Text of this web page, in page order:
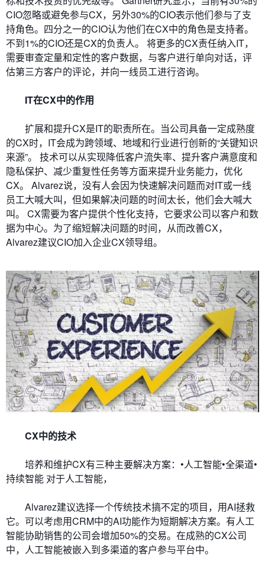
CIO忽略或避免参与CX，另外30%的CIO表示他们参与了支
持角色。四分之一的CIO认为他们在CX中的角色是支持者。
不到1%的CIO还是CX的负责人。 将更多的CX责任纳入IT，
需要审查定量和定性的客户数据，与客户进行单向对话，评
估第三方客户的评论，并向一线员工进行咨询。
IT在CX中的作用
扩展和提升CX是IT的职责所在。当公司具备一定成熟度
的CX时，IT会成为跨领域、地域和行业进行创新的“关键知识
来源”。 技术可以从实现降低客户流失率、提升客户满意度和
隐私保护、减少重复性任务等方面来提升业务能力，优化
CX。 Alvarez说，没有人会因为快速解决问题而对IT或一线
员工大喊大叫，但如果解决问题的时间太长，他们会大喊大
叫。 CX需要为客户提供个性化支持，它要求公司以客户和数
据为中心。为了缩短解决问题的时间，从而改善CX，
Alvarez建议CIO加入企业CX领导组。
CX中的技术
培养和维护CX有三种主要解决方案：•人工智能•全渠道•
持续智能 对于人工智能，
Alvarez建议选择一个传统技术搞不定的项目，用AI拯救
它。可以考虑用CRM中的AI功能作为短期解决方案。有人工
智能协助销售的公司会增加50%的交易。在成熟的CX公司
中，人工智能被嵌入到多渠道的客户参与平台中。